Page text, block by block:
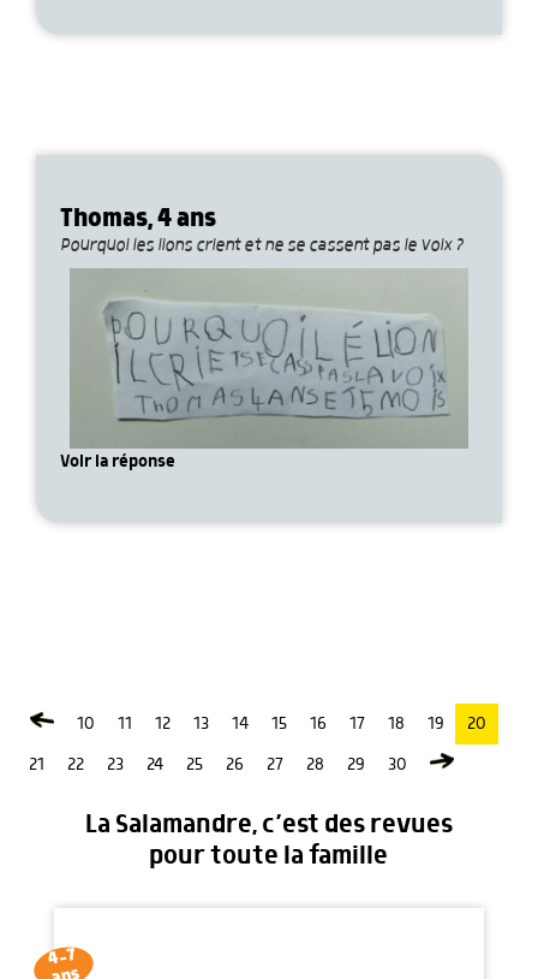
Thomas, 4 ans
Pourquoi les lions crient et ne se cassent pas le voix ?
Voir la réponse
10 11 12 13 14 15 16 17 18 19 20
21 22 23 24 25 26 27 28 29 30
La Salamandre, c’est des revues
pour toute la famille
4-7